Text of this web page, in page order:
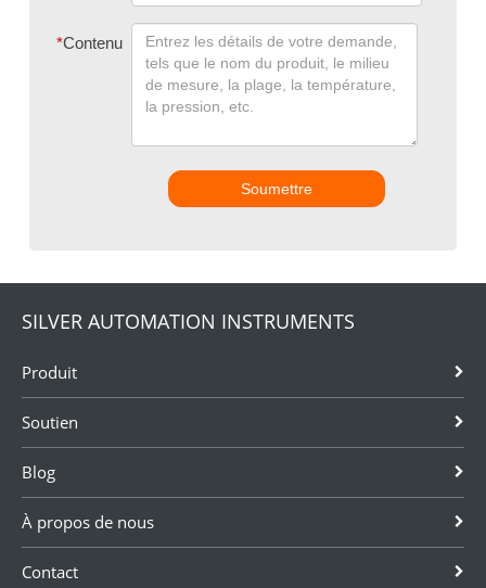
*Contenu
Soumettre
SILVER AUTOMATION INSTRUMENTS
Produit
Soutien
Blog
À propos de nous
Contact